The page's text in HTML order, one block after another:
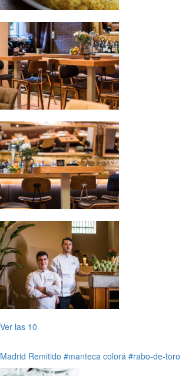
Ver las 10
Madrid Remitido #manteca colorá #rabo-de-toro